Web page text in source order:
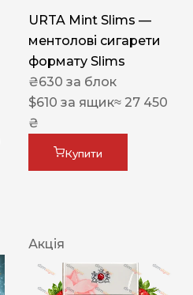
URTA Mint Slims —
ментолові сигарети
формату Slims
₴630 за блок
$610 за ящик≈ 27 450
₴
Купити
Акція